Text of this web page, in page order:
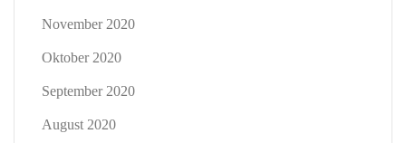
November 2020
Oktober 2020
September 2020
August 2020